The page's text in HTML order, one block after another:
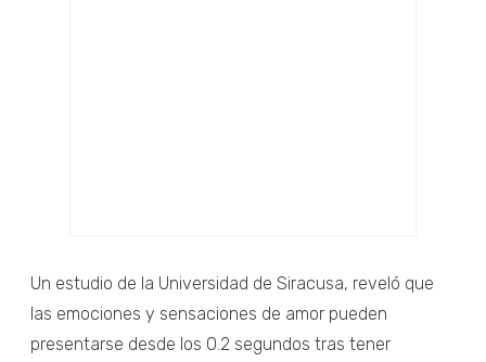
Un estudio de la Universidad de Siracusa, reveló que
las emociones y sensaciones de amor pueden
presentarse desde los 0.2 segundos tras tener